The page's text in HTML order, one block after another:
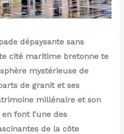
dépaysante sans
cité maritime bretonne te
mystérieuse de
de granit et ses
millénaire et son
font l’une des
de la côte